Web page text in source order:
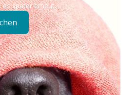
es später erneut.